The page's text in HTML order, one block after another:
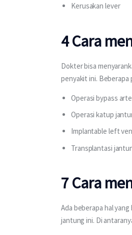
Kerusakan lever
4 Cara
Dokter bisa
penyakit ini. Beberapa
Operasi bypass
Operasi katup
Implantable left
Transplantasi
7 Cara
Ada beberapa hal
jantung ini. Di